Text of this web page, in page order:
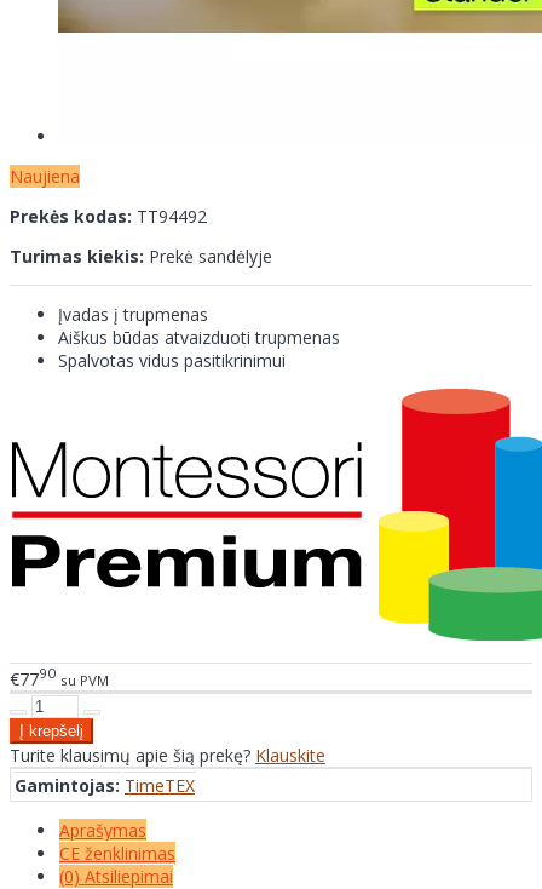
Naujiena
Prekės kodas: TT94492
Turimas kiekis: Prekė sandėlyje
Įvadas į trupmenas
Aiškus būdas atvaizduoti trupmenas
Spalvotas vidus pasitikrinimui
€7790 su PVM
Turite klausimų apie šią prekę? Klauskite
Gamintojas: TimeTEX
Aprašymas
CE ženklinimas
(0) Atsiliepimai